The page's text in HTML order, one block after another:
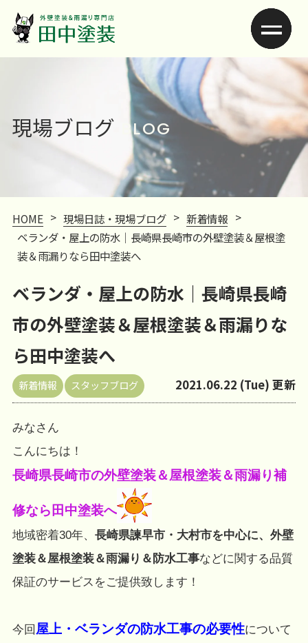
現場ブログ BLOG
HOME > 現場日誌・現場ブログ > 新着情報 >
ベランダ・屋上の防水｜長崎県長崎市の外壁塗装＆屋根塗
装＆雨漏りなら田中塗装へ
ベランダ・屋上の防水｜長崎県長崎
市の外壁塗装＆屋根塗装＆雨漏りな
ら田中塗装へ
新着情報 スタッフブログ 2021.06.22 (Tue) 更新
みなさん
こんにちは！
長崎県長崎市の外壁塗装＆屋根塗装＆雨漏り補
修なら田中塗装へ
地域密着30年、 長崎県諫早市・大村市を中心に、外壁
塗装＆屋根塗装＆雨漏り＆防水工事などに関する品質
保証のサービスをご提供致します！
今回 屋上・ベランダの防水工事の必要性について